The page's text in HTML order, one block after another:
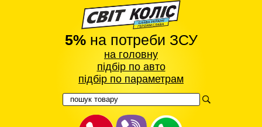
5%на потреби ЗСУ
на головну
підбір по авто
підбір по параметрам